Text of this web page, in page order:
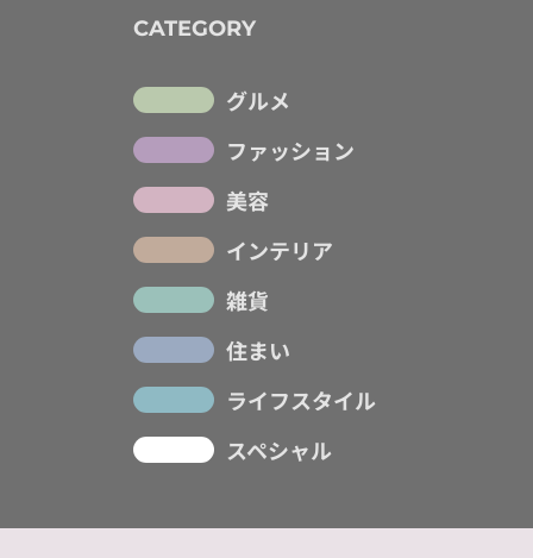
CATEGORY
グルメ
ファッション
美容
インテリア
雑貨
住まい
ライフスタイル
スペシャル